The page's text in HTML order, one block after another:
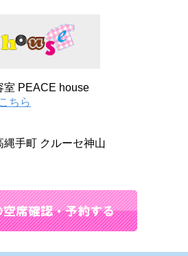
室 PEACE house
ちら
手町 クルーセ神山